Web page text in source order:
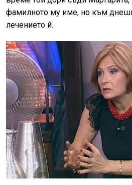
фамилното му име, но към
лечението й.